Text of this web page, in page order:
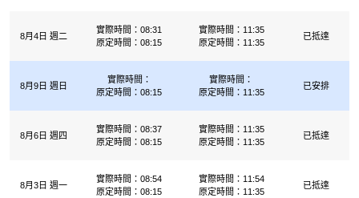
8月4日 週二
實際時間：08:31
原定時間：08:15
實際時間：11:35
原定時間：11:35
已抵達
8月9日 週日
實際時間：
原定時間：08:15
實際時間：
原定時間：11:35
已安排
8月6日 週四
實際時間：08:37
原定時間：08:15
實際時間：11:35
原定時間：11:35
已抵達
8月3日 週一
實際時間：08:54
原定時間：08:15
實際時間：11:54
原定時間：11:35
已抵達